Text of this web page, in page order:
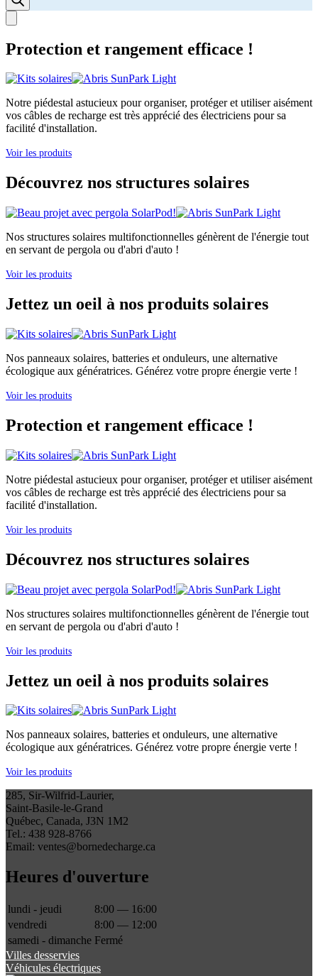
Protection et rangement efficace !
Notre piédestal astucieux pour organiser, protéger et utiliser aisément
vos câbles de recharge est très apprécié des électriciens pour sa
facilité d'installation.
Voir les produits
Découvrez nos structures solaires
Nos structures solaires multifonctionnelles génèrent de l'énergie tout
en servant de pergola ou d'abri d'auto !
Voir les produits
Jettez un oeil à nos produits solaires
Nos panneaux solaires, batteries et onduleurs, une alternative
écologique aux génératrices. Générez votre propre énergie verte !
Voir les produits
Protection et rangement efficace !
Notre piédestal astucieux pour organiser, protéger et utiliser aisément
vos câbles de recharge est très apprécié des électriciens pour sa
facilité d'installation.
Voir les produits
Découvrez nos structures solaires
Nos structures solaires multifonctionnelles génèrent de l'énergie tout
en servant de pergola ou d'abri d'auto !
Voir les produits
Jettez un oeil à nos produits solaires
Nos panneaux solaires, batteries et onduleurs, une alternative
écologique aux génératrices. Générez votre propre énergie verte !
Voir les produits
285, Sir-Wilfrid-Laurier,
Saint-Basile-le-Grand
Québec, Canada, J3N 1M2
Tel.: 438 928-8766
Email: ventes@bornedecharge.ca
Heures d'ouverture
lundi - jeudi
8:00 — 16:00
vendredi
8:00 — 12:00
samedi - dimanche Fermé
Villes desservies
Véhicules électriques